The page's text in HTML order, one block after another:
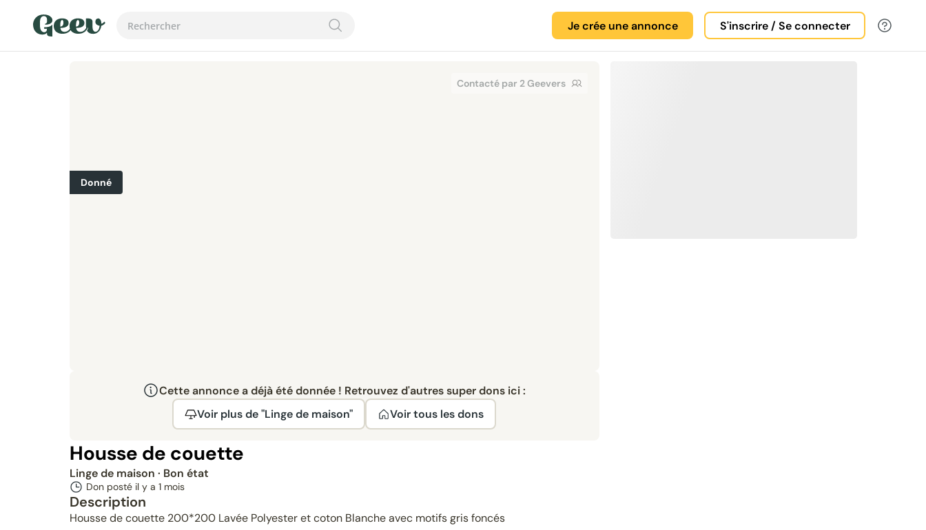
Je crée une annonce S'inscrire / Se connecter
Contacté par 2 Geevers
Donné
Cette annonce a déjà été donnée ! Retrouvez d'autres super dons ici :
Voir plus de "Linge de maison"
Voir tous les dons
Housse de couette
Linge de maison · Bon état
Don posté il y a 1 mois
Description
Housse de couette 200*200 Lavée Polyester et coton Blanche avec motifs gris foncés